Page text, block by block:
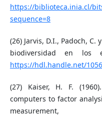
https://biblioteca.inia.cl/
sequence=8
(26) Jarvis, D.I., Padoch, C.
biodiversidad en los
https://hdl.handle.net/
(27) Kaiser, H. F.
computers to factor